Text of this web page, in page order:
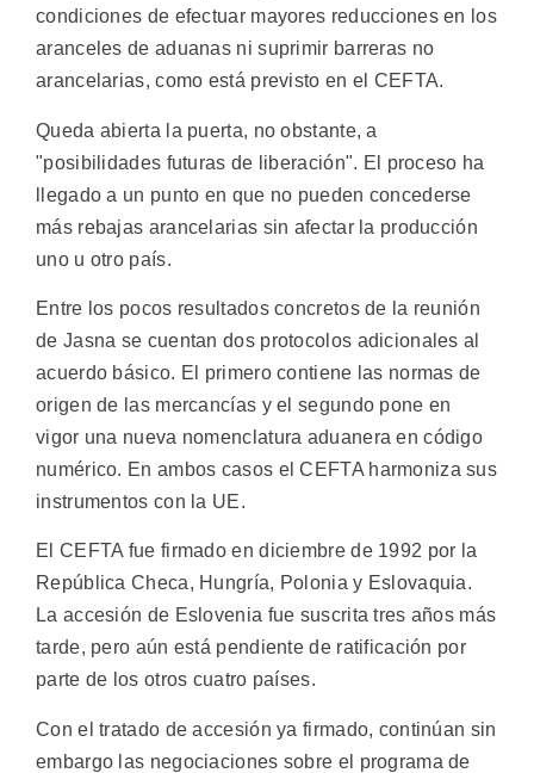
condiciones de efectuar mayores reducciones en los
aranceles de aduanas ni suprimir barreras no
arancelarias, como está previsto en el CEFTA.
Queda abierta la puerta, no obstante, a
"posibilidades futuras de liberación". El proceso ha
llegado a un punto en que no pueden concederse
más rebajas arancelarias sin afectar la producción
uno u otro país.
Entre los pocos resultados concretos de la reunión
de Jasna se cuentan dos protocolos adicionales al
acuerdo básico. El primero contiene las normas de
origen de las mercancías y el segundo pone en
vigor una nueva nomenclatura aduanera en código
numérico. En ambos casos el CEFTA harmoniza sus
instrumentos con la UE.
El CEFTA fue firmado en diciembre de 1992 por la
República Checa, Hungría, Polonia y Eslovaquia.
La accesión de Eslovenia fue suscrita tres años más
tarde, pero aún está pendiente de ratificación por
parte de los otros cuatro países.
Con el tratado de accesión ya firmado, continúan sin
embargo las negociaciones sobre el programa de